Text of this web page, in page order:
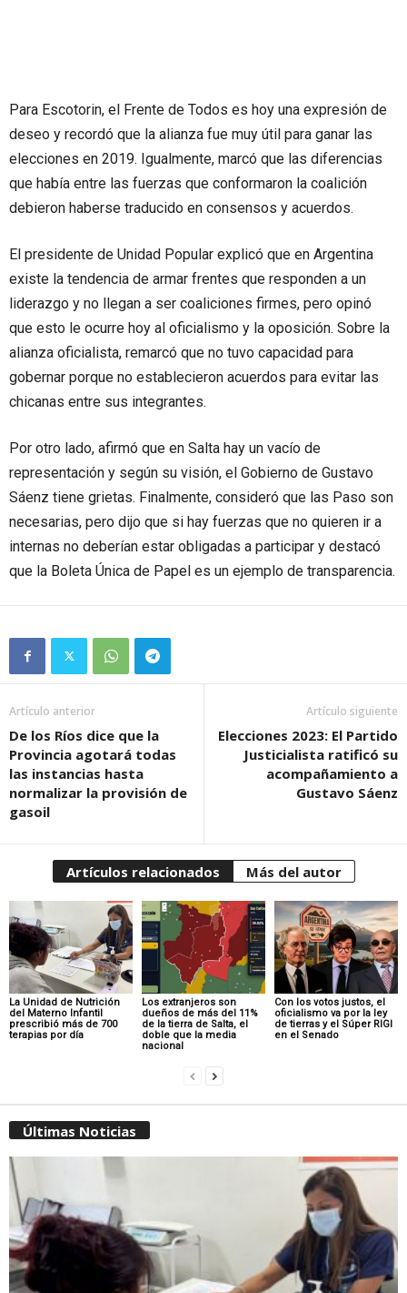
Para Escotorin, el Frente de Todos es hoy una expresión de
deseo y recordó que la alianza fue muy útil para ganar las
elecciones en 2019. Igualmente, marcó que las diferencias
que había entre las fuerzas que conformaron la coalición
debieron haberse traducido en consensos y acuerdos.
El presidente de Unidad Popular explicó que en Argentina
existe la tendencia de armar frentes que responden a un
liderazgo y no llegan a ser coaliciones firmes, pero opinó
que esto le ocurre hoy al oficialismo y la oposición. Sobre la
alianza oficialista, remarcó que no tuvo capacidad para
gobernar porque no establecieron acuerdos para evitar las
chicanas entre sus integrantes.
Por otro lado, afirmó que en Salta hay un vacío de
representación y según su visión, el Gobierno de Gustavo
Sáenz tiene grietas. Finalmente, consideró que las Paso son
necesarias, pero dijo que si hay fuerzas que no quieren ir a
internas no deberían estar obligadas a participar y destacó
que la Boleta Única de Papel es un ejemplo de transparencia.
Artículo anterior
De los Ríos dice que la
Provincia agotará todas
las instancias hasta
normalizar la provisión de
gasoil
Artículo siguiente
Elecciones 2023: El Partido
Justicialista ratificó su
acompañamiento a
Gustavo Sáenz
Artículos relacionados Más del autor
La Unidad de Nutrición
del Materno Infantil
prescribió más de 700
terapias por día
Los extranjeros son
dueños de más del 11%
de la tierra de Salta, el
doble que la media
nacional
Con los votos justos, el
oficialismo va por la ley
de tierras y el Súper RIGI
en el Senado
Últimas Noticias